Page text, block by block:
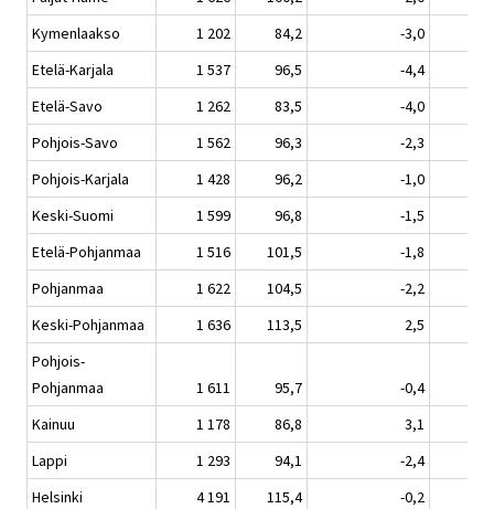
Kymenlaakso
1 202 84,2
-3,0
Etelä-Karjala
1 537 96,5
-4,4
Etelä-Savo
1 262 83,5
-4,0
Pohjois-Savo
1 562 96,3
-2,3
Pohjois-Karjala
1 428 96,2
-1,0
Keski-Suomi
1 599 96,8
-1,5
Etelä-Pohjanmaa
1 516 101,5
-1,8
Pohjanmaa
1 622 104,5
-2,2
Keski-Pohjanmaa
1 636 113,5
2,5
Pohjois-
Pohjanmaa
1 611 95,7
-0,4
Kainuu
1 178 86,8
3,1
Lappi
1 293 94,1
-2,4
Helsinki
4 191 115,4
-0,2